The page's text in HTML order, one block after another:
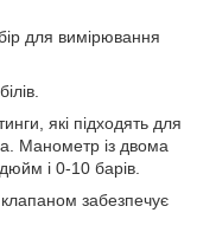
для вимірювання
які підходять для
Манометр із двома
і 0-10 барів.
забезпечує